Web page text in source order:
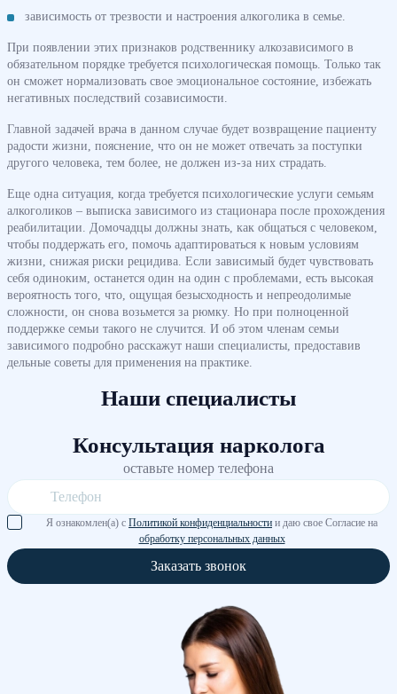
зависимость от трезвости и настроения алкоголика в семье.
При появлении этих признаков родственнику алкозависимого в
обязательном порядке требуется психологическая помощь. Только так
он сможет нормализовать свое эмоциональное состояние, избежать
негативных последствий созависимости.
Главной задачей врача в данном случае будет возвращение пациенту
радости жизни, пояснение, что он не может отвечать за поступки
другого человека, тем более, не должен из-за них страдать.
Еще одна ситуация, когда требуется психологические услуги семьям
алкоголиков – выписка зависимого из стационара после прохождения
реабилитации. Домочадцы должны знать, как общаться с человеком,
чтобы поддержать его, помочь адаптироваться к новым условиям
жизни, снижая риски рецидива. Если зависимый будет чувствовать
себя одиноким, останется один на один с проблемами, есть высокая
вероятность того, что, ощущая безысходность и непреодолимые
сложности, он снова возьмется за рюмку. Но при полноценной
поддержке семьи такого не случится. И об этом членам семьи
зависимого подробно расскажут наши специалисты, предоставив
дельные советы для применения на практике.
Наши специалисты
Консультация нарколога
оставьте номер телефона
Я ознакомлен(а) с Политикой конфиденциальности и даю свое Согласие на
обработку персональных данных
Заказать звонок